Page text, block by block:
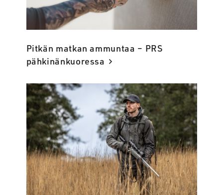
Pitkän matkan ammuntaa – PRS
pähkinänkuoressa